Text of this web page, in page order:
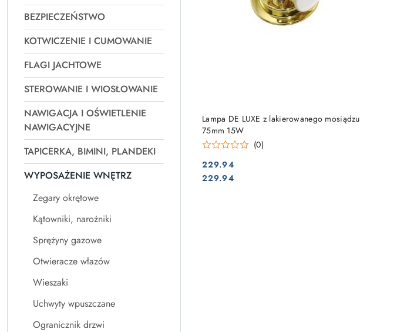
BEZPIECZEŃSTWO
KOTWICZENIE I CUMOWANIE
FLAGI JACHTOWE
STEROWANIE I WIOSŁOWANIE
NAWIGACJA I OŚWIETLENIE
NAWIGACYJNE
TAPICERKA, BIMINI, PLANDEKI
WYPOSAŻENIE WNĘTRZ
Zegary okrętowe
Kątowniki, narożniki
Sprężyny gazowe
Otwieracze włazów
Wieszaki
Uchwyty wpuszczane
Ogranicznik drzwi
Lampa DE LUXE z lakierowanego mosiądzu
75mm 15W
(0)
Cena:
229.94
Cena:
229.94
DO KOSZYKA